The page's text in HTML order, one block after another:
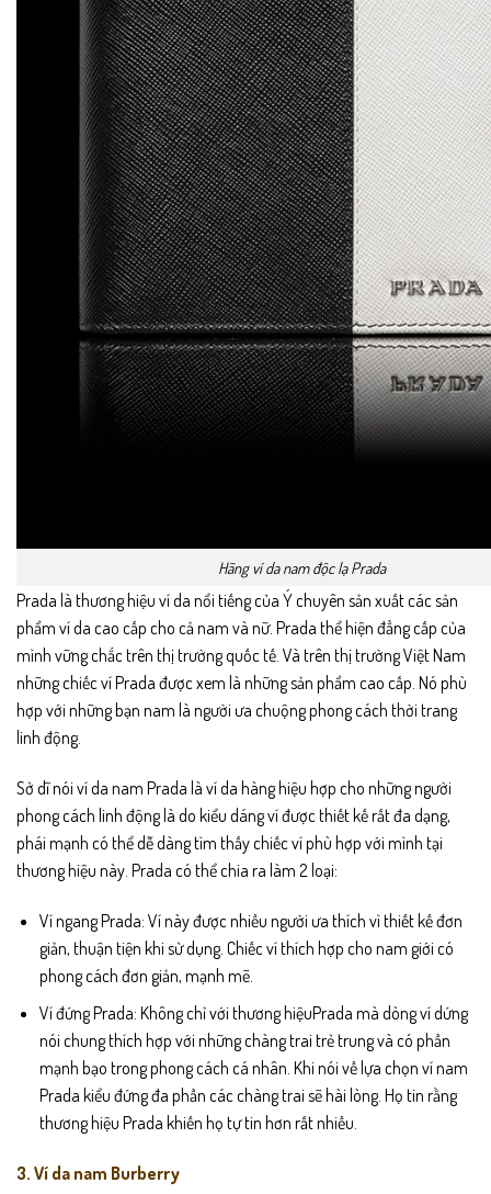
Hãng ví da nam độc lạ Prada
Prada là thương hiệu ví da nổi tiếng của Ý chuyên sản xuất các sản
phẩm ví da cao cấp cho cả nam và nữ. Prada thể hiện đẳng cấp của
mình vững chắc trên thị trường quốc tế. Và trên thị trường Việt Nam
những chiếc ví Prada được xem là những sản phẩm cao cấp. Nó phù
hợp với những bạn nam là người ưa chuộng phong cách thời trang
linh động.
Sở dĩ nói ví da nam Prada là ví da hàng hiệu hợp cho những người
phong cách linh động là do kiểu dáng ví được thiết kế rất đa dạng,
phái mạnh có thể dễ dàng tìm thấy chiếc ví phù hợp với mình tại
thương hiệu này. Prada có thể chia ra làm 2 loại:
Ví ngang Prada: Ví này được nhiều người ưa thích vì thiết kế đơn
giản, thuận tiện khi sử dụng. Chiếc ví thích hợp cho nam giới có
phong cách đơn giản, mạnh mẽ.
Ví đứng Prada: Không chỉ với thương hiệuPrada mà dòng ví dứng
nói chung thích hợp với những chàng trai trẻ trung và có phần
mạnh bạo trong phong cách cá nhân. Khi nói về lựa chọn ví nam
Prada kiểu đứng đa phần các chàng trai sẽ hài lòng. Họ tin rằng
thương hiệu Prada khiến họ tự tin hơn rất nhiều.
3. Ví da nam Burberry